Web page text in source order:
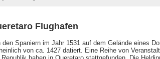
Flughafen
den Spaniern im Jahr 1531 auf dem Gelände eines
von ca. 1427 datiert. Eine Reihe von